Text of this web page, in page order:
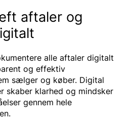
aftaler og
alle aftaler digitalt
og effektiv
sælger og køber. Digital
skaber klarhed og mindsker
gennem hele